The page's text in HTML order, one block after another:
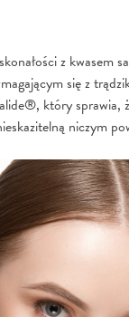
z kwasem
się z
który sprawia,
niczym